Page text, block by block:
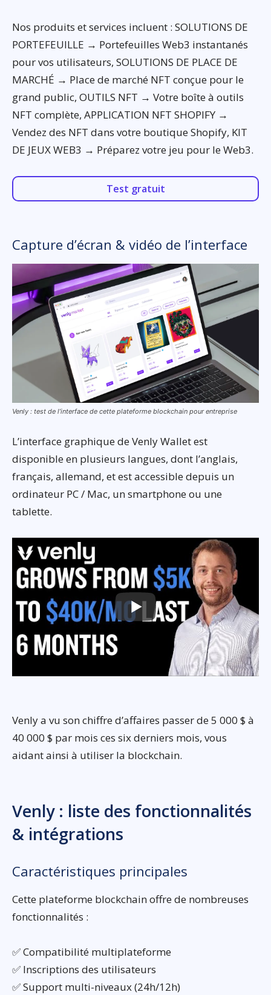
Nos produits et services incluent : SOLUTIONS DE
PORTEFEUILLE → Portefeuilles Web3 instantanés
pour vos utilisateurs, SOLUTIONS DE PLACE DE
MARCHÉ → Place de marché NFT conçue pour le
grand public, OUTILS NFT → Votre boîte à outils
NFT complète, APPLICATION NFT SHOPIFY →
Vendez des NFT dans votre boutique Shopify, KIT
DE JEUX WEB3 → Préparez votre jeu pour le Web3.
Test gratuit
Capture d’écran & vidéo de l’interface
Venly : test de l’interface de cette plateforme blockchain pour entreprise
L’interface graphique de Venly Wallet est
disponible en plusieurs langues, dont l’anglais,
français, allemand, et est accessible depuis un
ordinateur PC / Mac, un smartphone ou une
tablette.
Venly a vu son chiffre d’affaires passer de 5 000 $ à
40 000 $ par mois ces six derniers mois, vous
aidant ainsi à utiliser la blockchain.
Venly : liste des fonctionnalités
& intégrations
Caractéristiques principales
Cette plateforme blockchain offre de nombreuses
fonctionnalités :
✅ Compatibilité multiplateforme
✅ Inscriptions des utilisateurs
✅ Support multi-niveaux (24h/12h)